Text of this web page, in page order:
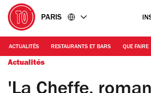
PARIS
ACTUALITÉS RESTAURANTS ET BARS QUE FAIRE
Actualités